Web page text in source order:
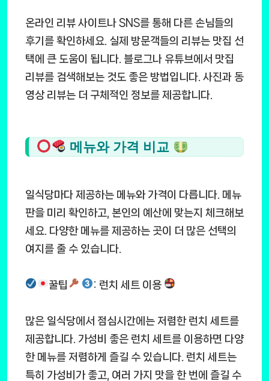
온라인 리뷰 사이트나 SNS를 통해 다른 손님들의
후기를 확인하세요. 실제 방문객들의 리뷰는 맛집 선
택에 큰 도움이 됩니다. 블로그나 유튜브에서 맛집
리뷰를 검색해보는 것도 좋은 방법입니다. 사진과 동
영상 리뷰는 더 구체적인 정보를 제공합니다.
메뉴와 가격 비교
일식당마다 제공하는 메뉴와 가격이 다릅니다. 메뉴
판을 미리 확인하고, 본인의 예산에 맞는지 체크해보
세요. 다양한 메뉴를 제공하는 곳이 더 많은 선택의
여지를 줄 수 있습니다.
꿀팁 : 런치 세트 이용
많은 일식당에서 점심시간에는 저렴한 런치 세트를
제공합니다. 가성비 좋은 런치 세트를 이용하면 다양
한 메뉴를 저렴하게 즐길 수 있습니다. 런치 세트는
특히 가성비가 좋고, 여러 가지 맛을 한 번에 즐길 수